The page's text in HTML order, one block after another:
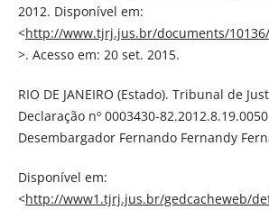
2012. Disponível em:
<http://www.tjrj.jus.br/documents/
>. Acesso em: 20 set. 2015.
RIO DE JANEIRO (Estado). Tribunal de
Declaração nº 0003430-
Desembargador Fernando Fernandy
Disponível em:
<http://www1.tjrj.jus.br/gedcacheweb/